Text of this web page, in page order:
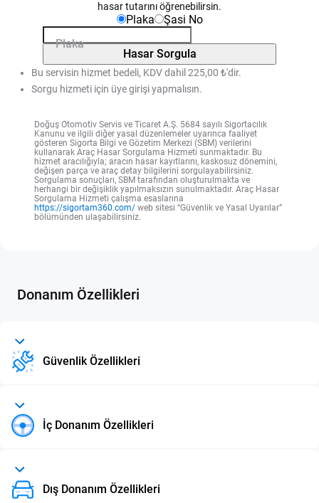
hasar tutarını öğrenebilirsin.
Plaka
Şasi No
Plaka
Hasar Sorgula
Bu servisin hizmet bedeli, KDV dahil 225,00 ₺'dir.
Sorgu hizmeti için üye girişi yapmalısın.
Doğuş Otomotiv Servis ve Ticaret A.Ş. 5684 sayılı Sigortacılık
Kanunu ve ilgili diğer yasal düzenlemeler uyarınca faaliyet
gösteren Sigorta Bilgi ve Gözetim Merkezi (SBM) verilerini
kullanarak Araç Hasar Sorgulama Hizmeti sunmaktadır. Bu
hizmet aracılığıyla; aracın hasar kayıtlarını, kaskosuz dönemini,
değişen parça ve araç detay bilgilerini sorgulayabilirsiniz.
Sorgulama sonuçları, SBM tarafından oluşturulmakta ve
herhangi bir değişiklik yapılmaksızın sunulmaktadır. Araç Hasar
Sorgulama Hizmeti çalışma esaslarına
https://sigortam360.com/ web sitesi “Güvenlik ve Yasal Uyarılar”
bölümünden ulaşabilirsiniz.
Donanım Özellikleri
Güvenlik Özellikleri
İç Donanım Özellikleri
Dış Donanım Özellikleri